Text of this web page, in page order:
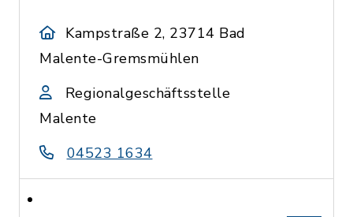
Kampstraße 2, 23714 Bad
Malente-Gremsmühlen
Regionalgeschäftsstelle
Malente
04523 1634